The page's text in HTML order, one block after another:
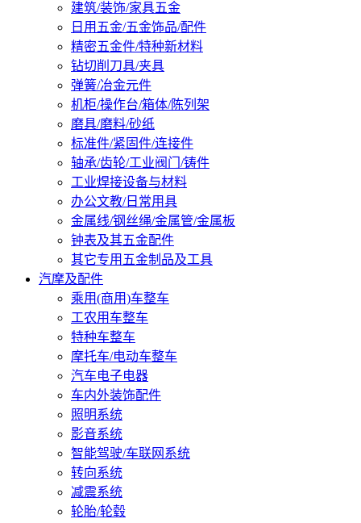
建筑/装饰/家具五金
日用五金/五金饰品/配件
精密五金件/特种新材料
钻切削刀具/夹具
弹簧/冶金元件
机柜/操作台/箱体/陈列架
磨具/磨料/砂纸
标准件/紧固件/连接件
轴承/齿轮/工业阀门/铸件
工业焊接设备与材料
办公文教/日常用具
金属线/钢丝绳/金属管/金属板
钟表及其五金配件
其它专用五金制品及工具
汽摩及配件
乘用(商用)车整车
工农用车整车
特种车整车
摩托车/电动车整车
汽车电子电器
车内外装饰配件
照明系统
影音系统
智能驾驶/车联网系统
转向系统
减震系统
轮胎/轮毂